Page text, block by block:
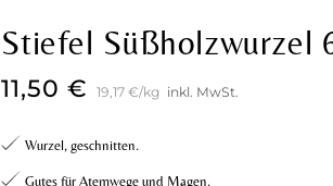
Stiefel Süßholzwurzel
11,50 € 19,17 €/kg inkl. MwSt.
Wurzel, geschnitten.
Gutes für Atemwege und Magen.